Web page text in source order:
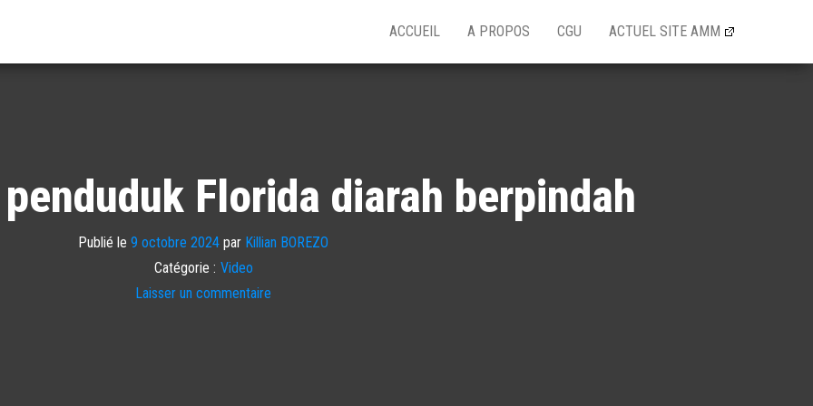
ACCUEIL A PROPOS CGU ACTUEL SITE AMM
Florida diarah berpindah
Publié le 9 octobre 2024 par Killian BOREZO
Catégorie : Video
Laisser un commentaire